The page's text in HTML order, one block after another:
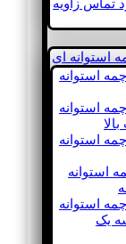
تماس زاویه
استوانه ای
استوانه
استوانه
استوانه
استوانه
استوانه
یک